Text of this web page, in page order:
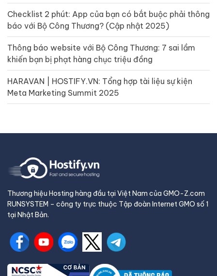
Checklist 2 phút: App của bạn có bắt buộc phải thông
báo với Bộ Công Thương? (Cập nhật 2025)
Thông báo website với Bộ Công Thương: 7 sai lầm
khiến bạn bị phạt hàng chục triệu đồng
HARAVAN | HOSTIFY.VN: Tổng hợp tài liệu sự kiện
Meta Marketing Summit 2025
Thương hiệu Hosting hàng đầu tại Việt Nam của GMO-Z.com
RUNSYSTEM – công ty trực thuộc Tập đoàn Internet GMO số 1
tại Nhật Bản.